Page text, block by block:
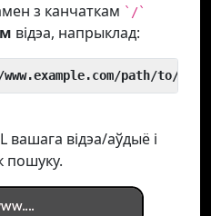
з канчаткам `/`
відэа, напрыклад:
path/to/
вашага відэа/аўдыё і
пошуку.